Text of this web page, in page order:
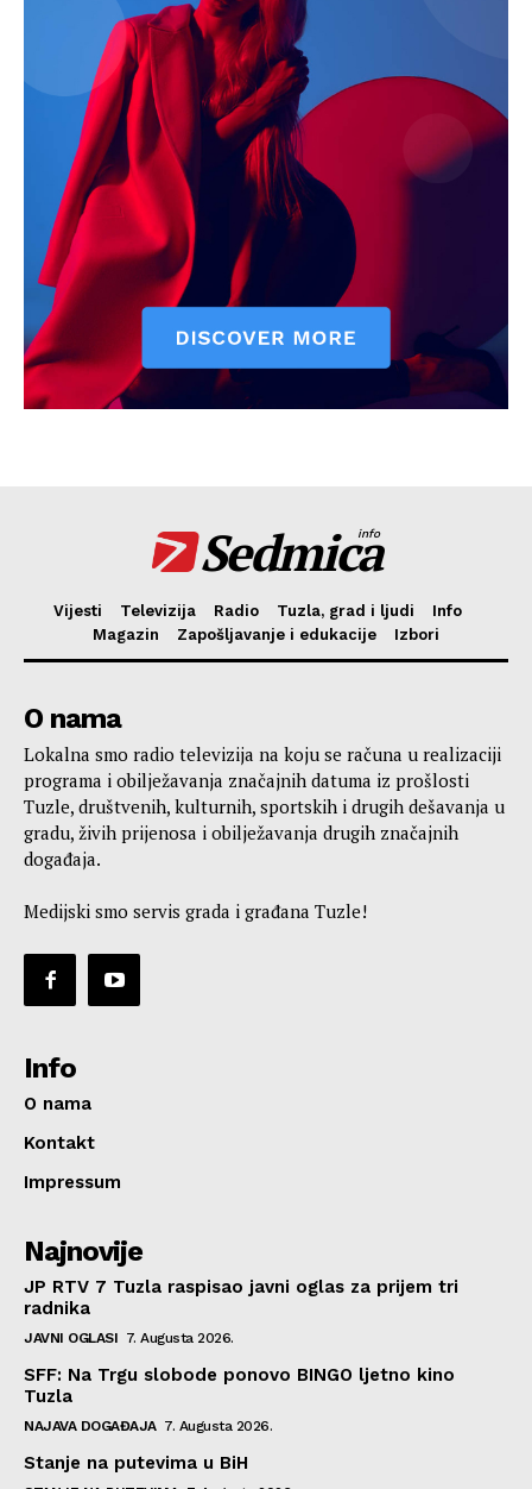
Sedmica
info
Vijesti Televizija Radio Tuzla, grad i ljudi
Info
Magazin
Zapošljavanje i edukacije Izbori
O nama
Lokalna smo radio televizija na koju se računa u realizaciji
programa i obilježavanja značajnih datuma iz prošlosti
Tuzle, društvenih, kulturnih, sportskih i drugih dešavanja u
gradu, živih prijenosa i obilježavanja drugih značajnih
događaja.
Medijski smo servis grada i građana Tuzle!
Info
O nama
Kontakt
Impressum
Najnovije
JP RTV 7 Tuzla raspisao javni oglas za prijem tri
radnika
JAVNI OGLASI 7. Augusta 2026.
SFF: Na Trgu slobode ponovo BINGO ljetno kino
Tuzla
NAJAVA DOGAĐAJA 7. Augusta 2026.
Stanje na putevima u BiH